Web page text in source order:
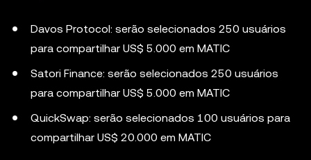
Davos Protocol: serão selecionados 250 usuários
para compartilhar US$ 5.000 em MATIC
Satori Finance: serão selecionados 250 usuários
para compartilhar US$ 5.000 em MATIC
QuickSwap: serão selecionados 100 usuários para
compartilhar US$ 20.000 em MATIC